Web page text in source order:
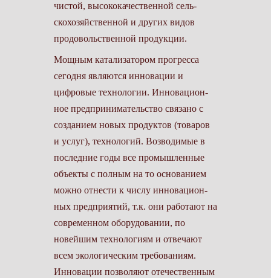
чистой, высококачественной сель­
скохозяйственной и других видов
продовольственной продукции.
Мощным катализатором прогрес­са
сегодня являются инновации и
цифровые технологии. Инновацион­
ное предпринимательство связано с
созданием новых продуктов (товаров
и услуг), технологий. Возводимые в
последние годы все промышленные
объекты с полным на то основанием
можно отнести к числу инновацион­
ных предприятий, т.к. они работают на
современном оборудовании, по
новейшим технологиям и отвечают
всем экологическим требованиям.
Инновации позволяют отечественным